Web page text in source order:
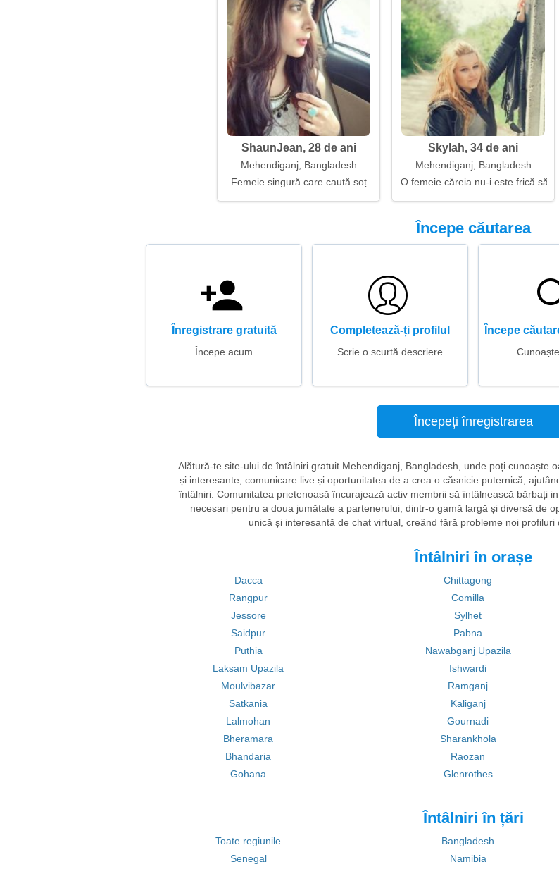
ShaunJean, 28 de ani
Mehendiganj, Bangladesh
Femeie singură care caută soț
Skylah, 34 de ani
Mehendiganj, Bangladesh
O femeie căreia nu-i este frică să
Începe căutarea
Înregistrare gratuită
Începe acum
Completează-ți profilul
Scrie o scurtă descriere
Începe
Începeți înregistrarea
Alătură-te site-ului de întâlniri gratuit Mehendiganj, Bangladesh, unde poți cunoaște
și interesante, comunicare live și oportunitatea de a crea o căsnicie puternică,
întâlniri. Comunitatea prietenoasă încurajează activ membrii să întâlnească bărbați
necesari pentru a doua jumătate a partenerului, dintr-o gamă largă și diversă de
unică și interesantă de chat virtual, creând fără probleme noi profiluri
Întâlniri în orașe
Dacca Chittagong
Rangpur
Comilla
Jessore
Sylhet
Saidpur
Pabna
Puthia
Nawabganj Upazila
Laksam Upazila
Ishwardi
Moulvibazar
Ramganj
Satkania
Kaliganj
Lalmohan
Gournadi
Bheramara
Sharankhola
Bhandaria
Raozan
Gohana
Glenrothes
Întâlniri în țări
Toate regiunile Bangladesh
Senegal
Namibia